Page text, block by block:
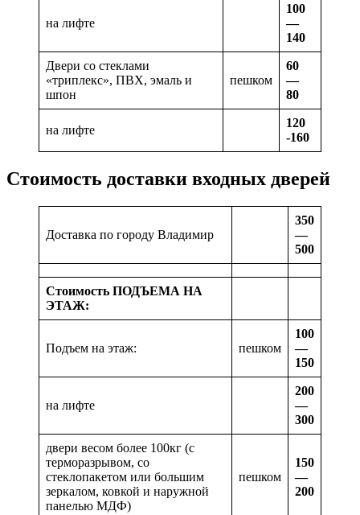
на лифте
100
—
140
Двери со стеклами
«триплекс», ПВХ, эмаль и
шпон
пешком
60
—
80
на лифте
120
-160
Стоимость доставки входных дверей
Доставка по городу Владимир
350
—
500
Стоимость ПОДЪЕМА НА
ЭТАЖ:
Подъем на этаж: пешком
100
—
150
на лифте
200
—
300
двери весом более 100кг (с
терморазрывом, со
стеклопакетом или большим
зеркалом, ковкой и наружной
панелью МДФ)
пешком
150
—
200